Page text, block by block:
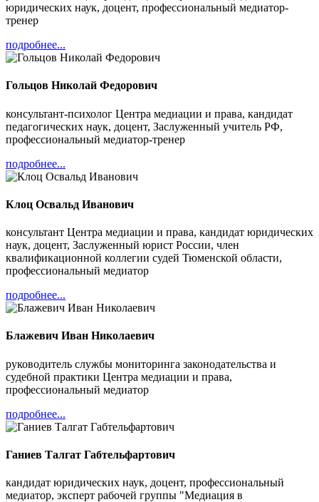
юридических наук, доцент, профессиональный медиатор-
тренер
подробнее...
Гольцов Николай Федорович
консультант-психолог Центра медиации и права, кандидат
педагогических наук, доцент, Заслуженный учитель РФ,
профессиональный медиатор-тренер
подробнее...
Клоц Освальд Иванович
консультант Центра медиации и права, кандидат юридических
наук, доцент, Заслуженный юрист России, член
квалификационной коллегии судей Тюменской области,
профессиональный медиатор
подробнее...
Блажевич Иван Николаевич
руководитель службы мониторинга законодательства и
судебной практики Центра медиации и права,
профессиональный медиатор
подробнее...
Ганиев Талгат Габтельфартович
кандидат юридических наук, доцент, профессиональный
медиатор, эксперт рабочей группы "Медиация в